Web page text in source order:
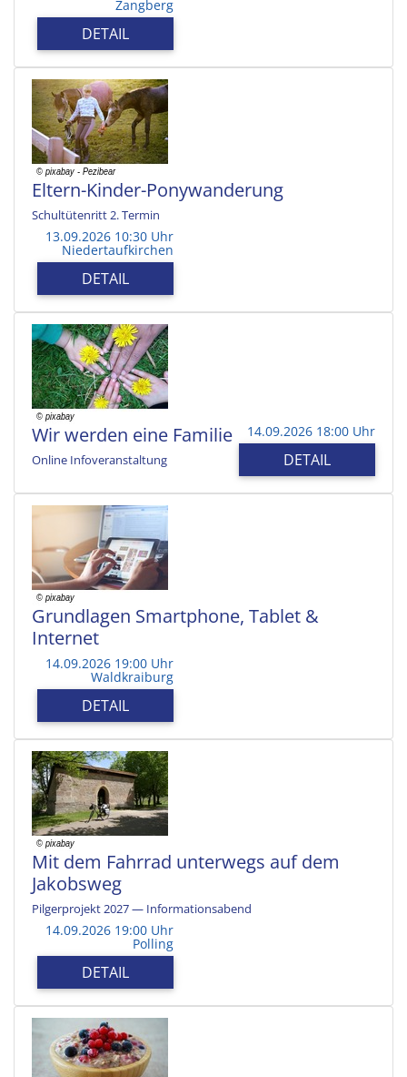
Zangberg
DETAIL
Eltern-Kinder-Ponywanderung
Schultütenritt 2. Termin
13.09.2026 10:30 Uhr
Niedertaufkirchen
DETAIL
Wir werden eine Familie
Online Infoveranstaltung
14.09.2026 18:00 Uhr
DETAIL
Grundlagen Smartphone, Tablet &
Internet
14.09.2026 19:00 Uhr
Waldkraiburg
DETAIL
Mit dem Fahrrad unterwegs auf dem
Jakobsweg
Pilgerprojekt 2027 — Informationsabend
14.09.2026 19:00 Uhr
Polling
DETAIL